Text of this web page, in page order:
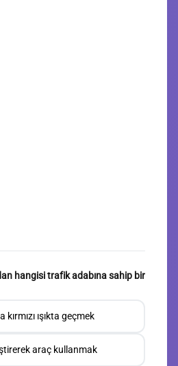
hangisi trafik adabına sahip bir
ışıkta geçmek
araç kullanmak